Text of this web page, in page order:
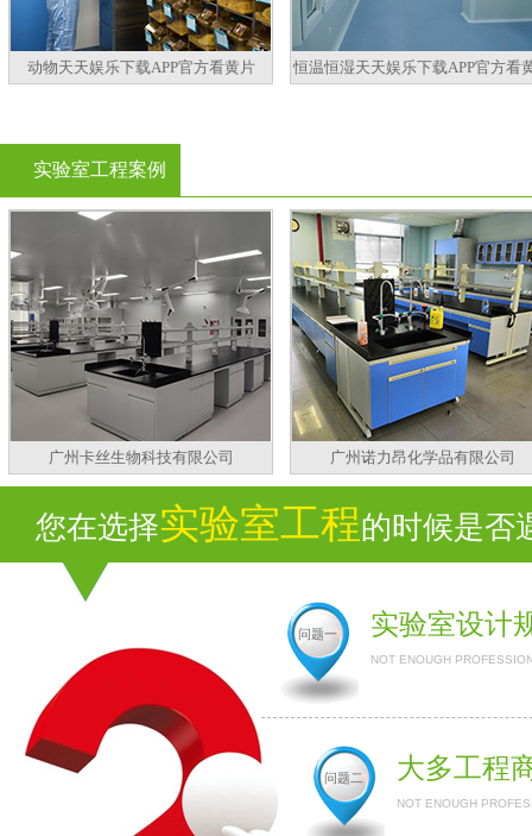
动物天天娱乐下载APP官方看黄片 恒温恒湿天天娱乐下载APP官方看
实验室工程案例
广州卡丝生物科技有限公司 广州诺力昂化学品有限公司
您在选择实验室工程的时候是否遇
问题一 实验室设计
NOT ENOUGH
问题二 大多工程
NOT ENOUGH